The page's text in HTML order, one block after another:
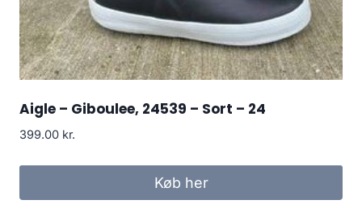
Aigle – Giboulee, 24539 – Sort – 24
399.00 kr.
Køb her